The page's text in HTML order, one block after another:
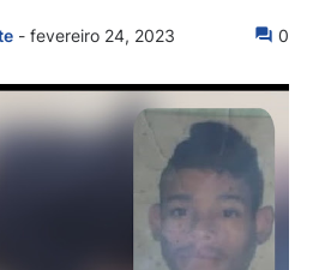
- fevereiro 24, 2023 0